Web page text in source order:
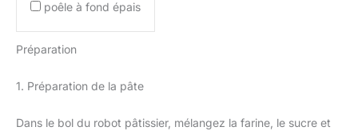
poêle à fond épais
Préparation
1. Préparation de la pâte
Dans le bol du robot pâtissier, mélangez la farine, le sucre et